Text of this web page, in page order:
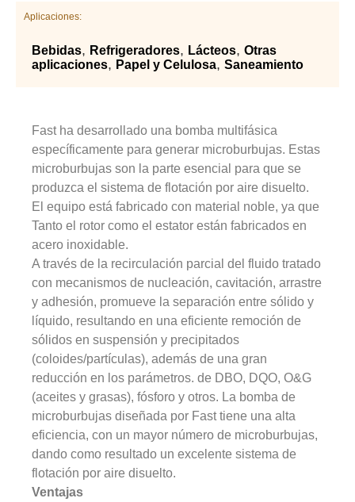
Aplicaciones:
Bebidas, Refrigeradores, Lácteos, Otras
aplicaciones, Papel y Celulosa, Saneamiento
Fast ha desarrollado una bomba multifásica
específicamente para generar microburbujas. Estas
microburbujas son la parte esencial para que se
produzca el sistema de flotación por aire disuelto.
El equipo está fabricado con material noble, ya que
Tanto el rotor como el estator están fabricados en
acero inoxidable.
A través de la recirculación parcial del fluido tratado
con mecanismos de nucleación, cavitación, arrastre
y adhesión, promueve la separación entre sólido y
líquido, resultando en una eficiente remoción de
sólidos en suspensión y precipitados
(coloides/partículas), además de una gran
reducción en los parámetros. de DBO, DQO, O&G
(aceites y grasas), fósforo y otros. La bomba de
microburbujas diseñada por Fast tiene una alta
eficiencia, con un mayor número de microburbujas,
dando como resultado un excelente sistema de
flotación por aire disuelto.
Ventajas